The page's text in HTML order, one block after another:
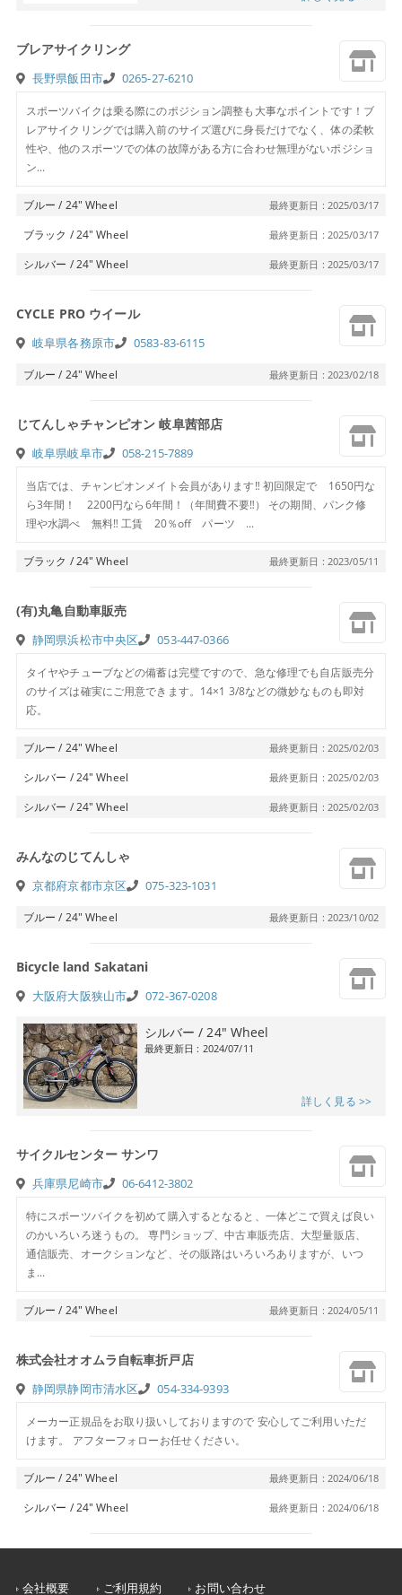
ブレアサイクリング
長野県飯田市 0265-27-6210
スポーツバイクは乗る際にのポジション調整も大事なポイントです！ブ
レアサイクリングでは購入前のサイズ選びに身長だけでなく、体の柔軟
性や、他のスポーツでの体の故障がある方に合わせ無理がないポジショ
ン...
ブルー / 24″ Wheel 最終更新日 : 2025/03/17
ブラック / 24″ Wheel 最終更新日 : 2025/03/17
シルバー / 24″ Wheel 最終更新日 : 2025/03/17
CYCLE PRO ウイール
岐阜県各務原市 0583-83-6115
ブルー / 24″ Wheel 最終更新日 : 2023/02/18
じてんしゃチャンピオン 岐阜茜部店
岐阜県岐阜市 058-215-7889
当店では、チャンピオンメイト会員があります‼ 初回限定で 1650円な
ら3年間！ 2200円なら6年間！（年間費不要‼） その期間、パンク修
理や水調べ 無料‼ 工賃 20％off パーツ ...
ブラック / 24″ Wheel 最終更新日 : 2023/05/11
(有)丸亀自動車販売
静岡県浜松市中央区 053-447-0366
タイヤやチューブなどの備蓄は完璧ですので、急な修理でも自店販売分
のサイズは確実にご用意できます。14×1 3/8などの微妙なものも即対
応。
ブルー / 24″ Wheel 最終更新日 : 2025/02/03
シルバー / 24″ Wheel 最終更新日 : 2025/02/03
シルバー / 24″ Wheel 最終更新日 : 2025/02/03
みんなのじてんしゃ
京都府京都市京区 075-323-1031
ブルー / 24″ Wheel 最終更新日 : 2023/10/02
Bicycle land Sakatani
大阪府大阪狭山市 072-367-0208
シルバー / 24″ Wheel
最終更新日 : 2024/07/11
詳しく見る >>
サイクルセンター サンワ
兵庫県尼崎市 06-6412-3802
特にスポーツバイクを初めて購入するとなると、一体どこで買えば良い
のかいろいろ迷うもの。 専門ショップ、中古車販売店、大型量販店、
通信販売、オークションなど、その販路はいろいろありますが、いつ
ま...
ブルー / 24″ Wheel 最終更新日 : 2024/05/11
株式会社オオムラ自転車折戸店
静岡県静岡市清水区 054-334-9393
メーカー正規品をお取り扱いしておりますので 安心してご利用いただ
けます。 アフターフォローお任せください。
ブルー / 24″ Wheel 最終更新日 : 2024/06/18
シルバー / 24″ Wheel 最終更新日 : 2024/06/18
会社概要 ご利用規約 お問い合わせ